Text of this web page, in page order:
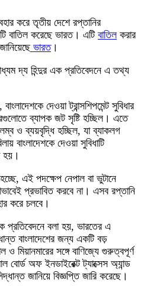
করে তৃতীয় দেশে রপ্তানির
বাতিল করেছে ভারত। এটি বাতিলকরার
ভারত।
দ্য হিন্দুর এক প্রতিবেদনে এ তথ্য
দেওয়া ট্রান্সশিপমেন্ট সুবিধার
ব্যাপক জট সৃষ্টি হচ্ছিল। এতে
ও ব্যয়বৃদ্ধি হচ্ছিল, যা ব্যাকলগ
বাংলাদেশকে দেওয়া সুবিধাটি
হয়।
এই পদক্ষেপ নেপাল বা ভুটানে
প্রভাবিত করবে না। এসব রপ্তানি
করে চলবে।
প্রতিবেদনে বলা হয়, ভারতের এ
বাংলাদেশের জন্য একটি বড়
মিয়ানমারের সঙ্গে বাণিজ্যে গুরুত্বপূর্ণ
বোর্ড অফ ইনডাইরেক্ট ট্যাক্সেস অ্যান্ড
জানিয়ে বিজ্ঞপ্তি জারি করেছে।